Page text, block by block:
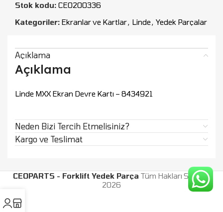
Stok kodu: CEO200336
Kategoriler: Ekranlar ve Kartlar, Linde, Yedek Parçalar
Açıklama
Açıklama
Linde MXX Ekran Devre Kartı – 8434921
Neden Bizi Tercih Etmelisiniz?
Kargo ve Teslimat
CEOPARTS - Forklift Yedek Parça Tüm Hakları Saklıdır.
2026